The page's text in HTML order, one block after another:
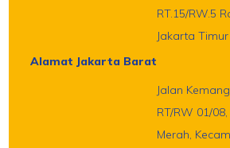
RT.15/RW.5
Jakarta
Alamat Jakarta Barat
Jalan
RT/RW 01/
Merah,